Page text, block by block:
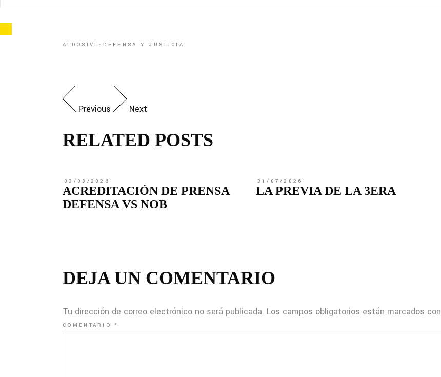
ALDOSIVI DEFENSA Y JUSTICIA
Previous Next
RELATED POSTS
03/08/2026
ACREDITACIÓN DE PRENSA
DEFENSA VS NOB
31/07/2026
LA PREVIA DE LA 3ERA
DEJA UN COMENTARIO
Tu dirección de correo electrónico no será publicada. Los campos obligatorios están marcados con
COMENTARIO*